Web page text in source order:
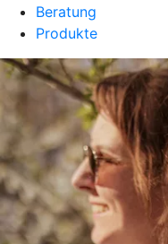
Beratung
Produkte